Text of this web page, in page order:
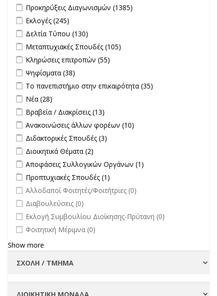
Apply Προκηρύξεις Διαγωνισμών filter
Προκηρύξεις Διαγωνισμών (1385)
Apply Εκλογές filter
Εκλογές (245)
Apply Δελτία Τύπου filter
Δελτία Τύπου (130)
Apply Μεταπτυχιακές Σπουδές filter
Μεταπτυχιακές Σπουδές (105)
Apply Κληρώσεις επιτροπών filter
Κληρώσεις επιτροπών (55)
Apply Ψηφίσματα filter
Ψηφίσματα (38)
Apply Το πανεπιστήμιο στην επικαιρότητα filter
Το πανεπιστήμιο στην επικαιρότητα (35)
Apply Νέα filter
Νέα (28)
Apply Βραβεία / Διακρίσεις filter
Βραβεία / Διακρίσεις (13)
Apply Ανακοινώσεις άλλων φορέων filter
Ανακοινώσεις άλλων φορέων (10)
Apply Διδακτορικές Σπουδές filter
Διδακτορικές Σπουδές (3)
Apply Διοικητικά Θέματα filter
Διοικητικά Θέματα (2)
Apply Αποφάσεις Συλλογικών Οργάνων filter
Αποφάσεις Συλλογικών Οργάνων (1)
Apply Προπτυχιακές Σπουδές filter
Προπτυχιακές Σπουδές (1)
undefined
Αλλοδαποί Φοιτητές/Φοιτήτριες (0)
undefined
Διαβουλεύσεις (0)
undefined
Εκλογή Συμβουλίου Διοίκησης-Πρύτανη (0)
undefined
Φοιτητική Μέριμνα (0)
Show more